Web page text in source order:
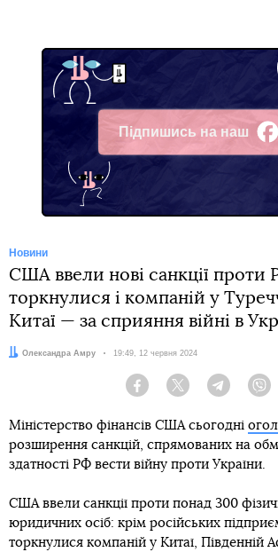
Підпишись на наш
Facebook
Новини
США ввели нові санкції проти
торкнулися і компаній у
Китаї — за сприяння війні в
Автор:
Олександра Амру Дата:
19:49, 12 червня 2024
Facebook Twitter Telegram
Міністерство фінансів США сьогодні
розширення санкцій, спрямованих на
здатності РФ вести війну проти України.
США ввели санкції проти понад 300
юридичних осіб: крім російських
торкнулися компаній у Китаї, Південній